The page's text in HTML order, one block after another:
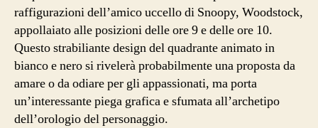
raffigurazioni dell’amico uccello di Snoopy, Woodstock,
appollaiato alle posizioni delle ore 9 e delle ore 10.
Questo strabiliante design del quadrante animato in
bianco e nero si rivelerà probabilmente una proposta da
amare o da odiare per gli appassionati, ma porta
un’interessante piega grafica e sfumata all’archetipo
dell’orologio del personaggio.